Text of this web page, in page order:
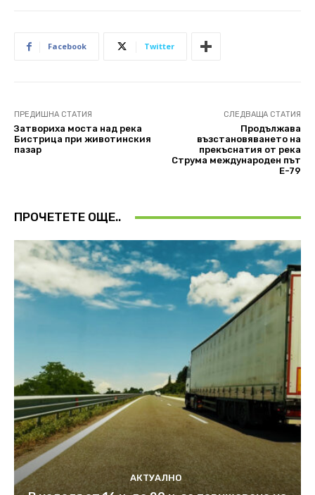
Facebook Twitter
ПРЕДИШНА СТАТИЯ
Затвориха моста над река
Бистрица при животинския
пазар
СЛЕДВАЩА СТАТИЯ
Продължава
възстановяването на
прекъснатия от река
Струма международен път
Е-79
ПРОЧЕТЕТЕ ОЩЕ..
АКТУАЛНО